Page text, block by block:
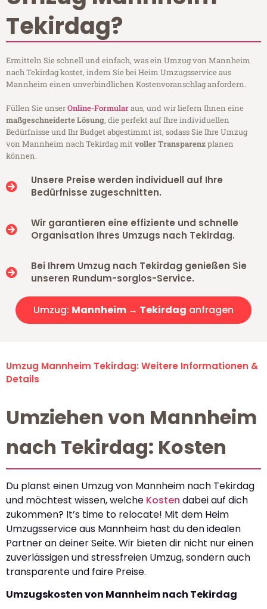
Tekirdag?
Ermitteln Sie schnell und einfach, was ein Umzug von Mannheim
nach Tekirdag kostet, indem Sie bei Heim Umzugsservice aus
Mannheim einen unverbindlichen Kostenvoranschlag anfordern.
Füllen Sie unserOnline-Formularaus, und wir liefern Ihnen eine
maßgeschneiderte Lösung, die perfekt auf Ihre individuellen
Bedürfnisse und Ihr Budget abgestimmt ist, sodass Sie Ihre Umzug
von Mannheim nach Tekirdag mitvoller Transparenzplanen
können.
Unsere Preise werden individuell auf Ihre
Bedürfnisse zugeschnitten.
Wir garantieren eine effiziente und schnelle
Organisation Ihres Umzugs nach Tekirdag.
Bei Ihrem Umzug nach Tekirdag genießen Sie
unseren Rundum-sorglos-Service.
Umzug: Mannheim → Tekirdag anfragen
Umzug Mannheim Tekirdag: Weitere Informationen &
Details
Umziehen von Mannheim
nach Tekirdag: Kosten
Du planst einen Umzug von Mannheim nach Tekirdag
und möchtest wissen, welche Kosten dabei auf dich
zukommen? It’s time to relocate! Mit dem Heim
Umzugsservice aus Mannheim hast du den idealen
Partner an deiner Seite. Wir bieten dir nicht nur einen
zuverlässigen und stressfreien Umzug, sondern auch
transparente und faire Preise.
Umzugskosten von Mannheim nach Tekirdag